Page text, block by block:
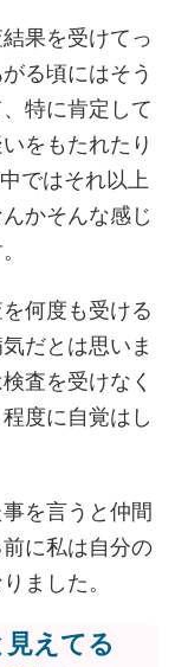
果を受けてっ
る頃にはそう
特に肯定して
をもたれたり
ではそれ以上
かそんな感じ
何度も受ける
だとは思いま
査を受けなく
度に自覚はし
を言うと仲間
に私は自分の
ました。
えてる